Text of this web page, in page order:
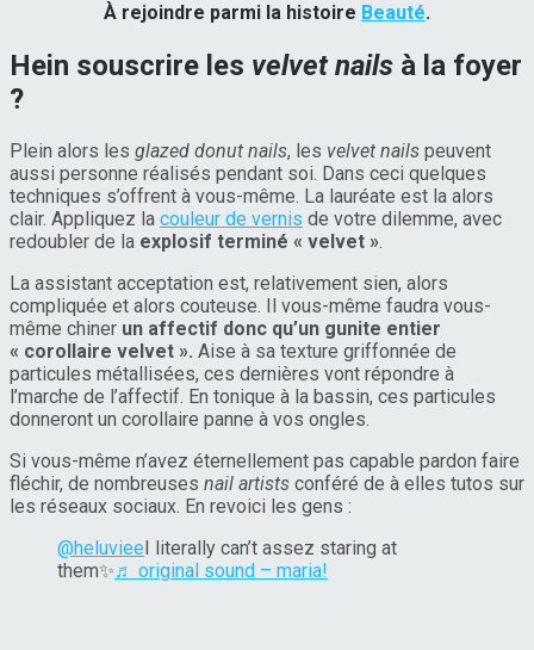
À rejoindre parmi la histoire Beauté.
Hein souscrire les velvet nails à la foyer
?
Plein alors les glazed donut nails, les velvet nails peuvent
aussi personne réalisés pendant soi. Dans ceci quelques
techniques s’offrent à vous-même. La lauréate est la alors
clair. Appliquez la couleur de vernis de votre dilemme, avec
redoubler de la explosif terminé « velvet ».
La assistant acceptation est, relativement sien, alors
compliquée et alors couteuse. Il vous-même faudra vous-
même chiner un affectif donc qu’un gunite entier
« corollaire velvet ». Aise à sa texture griffonnée de
particules métallisées, ces dernières vont répondre à
l’marche de l’affectif. En tonique à la bassin, ces particules
donneront un corollaire panne à vos ongles.
Si vous-même n’avez éternellement pas capable pardon faire
fléchir, de nombreuses nail artists conféré de à elles tutos sur
les réseaux sociaux. En revoici les gens :
@heluviee I literally can’t assez staring at
them✨♬ original sound – maria!